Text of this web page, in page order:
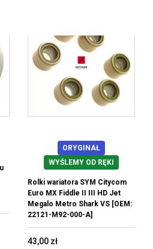
ORYGINAŁ
WYŚLEMY OD RĘKI
Rolki wariatora SYM Citycom
Euro MX Fiddle II III HD Jet
Megalo Metro Shark VS [OEM:
22121-M92-000-A]
43,00 zł